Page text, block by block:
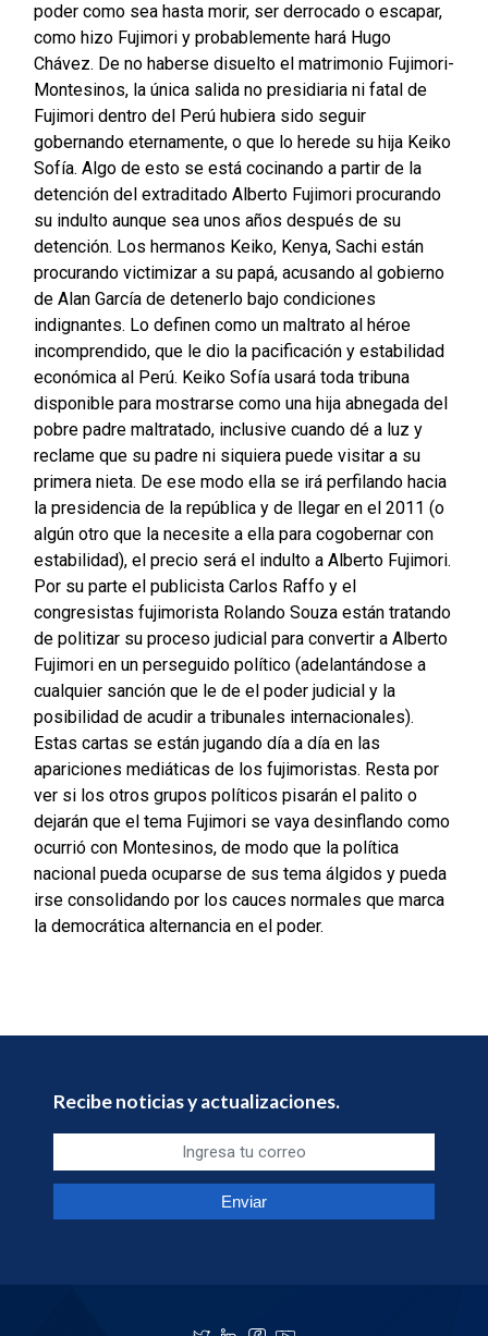
poder como sea hasta morir, ser derrocado o escapar,
como hizo Fujimori y probablemente hará Hugo
Chávez. De no haberse disuelto el matrimonio Fujimori-
Montesinos, la única salida no presidiaria ni fatal de
Fujimori dentro del Perú hubiera sido seguir
gobernando eternamente, o que lo herede su hija Keiko
Sofía. Algo de esto se está cocinando a partir de la
detención del extraditado Alberto Fujimori procurando
su indulto aunque sea unos años después de su
detención. Los hermanos Keiko, Kenya, Sachi están
procurando victimizar a su papá, acusando al gobierno
de Alan García de detenerlo bajo condiciones
indignantes. Lo definen como un maltrato al héroe
incomprendido, que le dio la pacificación y estabilidad
económica al Perú. Keiko Sofía usará toda tribuna
disponible para mostrarse como una hija abnegada del
pobre padre maltratado, inclusive cuando dé a luz y
reclame que su padre ni siquiera puede visitar a su
primera nieta. De ese modo ella se irá perfilando hacia
la presidencia de la república y de llegar en el 2011 (o
algún otro que la necesite a ella para cogobernar con
estabilidad), el precio será el indulto a Alberto Fujimori.
Por su parte el publicista Carlos Raffo y el
congresistas fujimorista Rolando Souza están tratando
de politizar su proceso judicial para convertir a Alberto
Fujimori en un perseguido político (adelantándose a
cualquier sanción que le de el poder judicial y la
posibilidad de acudir a tribunales internacionales).
Estas cartas se están jugando día a día en las
apariciones mediáticas de los fujimoristas. Resta por
ver si los otros grupos políticos pisarán el palito o
dejarán que el tema Fujimori se vaya desinflando como
ocurrió con Montesinos, de modo que la política
nacional pueda ocuparse de sus tema álgidos y pueda
irse consolidando por los cauces normales que marca
la democrática alternancia en el poder.
Recibe noticias y actualizaciones.